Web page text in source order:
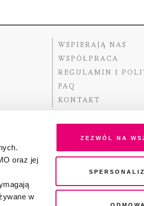
oraz jej
w
Zezwól na
Odmowa
WSPIERAJĄ NAS
WSPÓŁPRACA
REGULAMIN I
FAQ
KONTAKT
Dofinansowano ze środków Ministra
Narodowego pochodzących z